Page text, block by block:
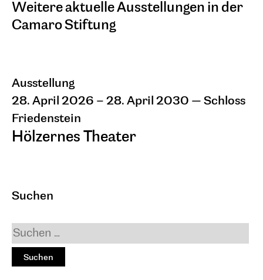
Weitere aktuelle Ausstellungen in der
Camaro Stiftung
Ausstellung
28. April 2026 – 28. April 2030 — Schloss
Friedenstein
Hölzernes Theater
und Renata Camaro Stiftung. Mit
Camaro und Fotografien von Marcel
Krummrich.Das komplett aus Holz erbaute
Ekhof-Theater (1681–1687) auf Schloss
Suchen